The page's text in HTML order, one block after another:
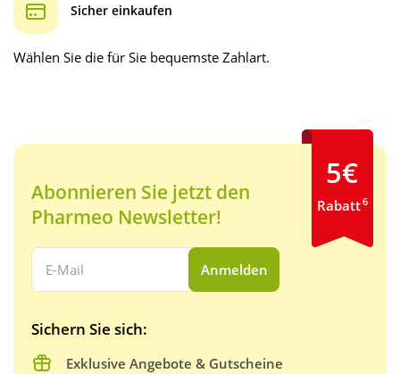
Sicher einkaufen
Wählen Sie die für Sie bequemste Zahlart.
Abonnieren Sie jetzt den
Pharmeo Newsletter!
Ihre E-Mail Adresse:
Anmelden
Sichern Sie sich:
Exklusive Angebote & Gutscheine
5€
Rabatt6